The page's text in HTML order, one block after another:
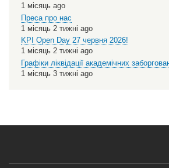
1 місяць ago
Преса про нас
1 місяць 2 тижні ago
KPI Open Day 27 червня 2026!
1 місяць 2 тижні ago
Графіки ліквідації академічних
1 місяць 3 тижні ago